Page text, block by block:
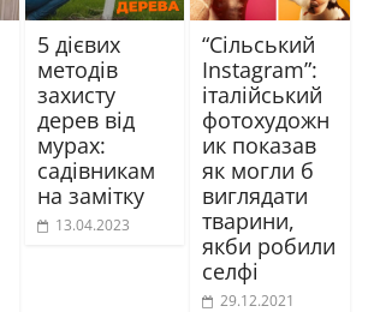
5 дієвих
методів
захисту
дерев від
мурах:
садівникам
на замітку
13.04.2023
“Сільський
Instagram”:
італійський
фотохудожн
ик показав
як могли б
виглядати
тварини,
якби робили
селфі
29.12.2021